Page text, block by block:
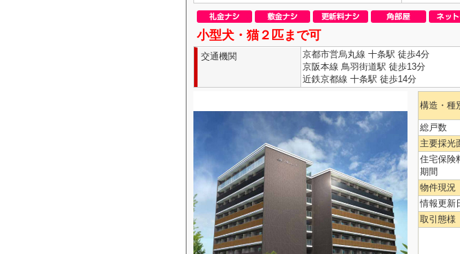
小型犬・猫２匹まで可
交通機関
京都市営烏丸線 十条駅 徒歩4分
京阪本線 鳥羽街道駅 徒歩13分
近鉄京都線 十条駅 徒歩14分
構造・種
総戸数
主要採光
住宅保険
期間
物件現況
情報更新
取引態様